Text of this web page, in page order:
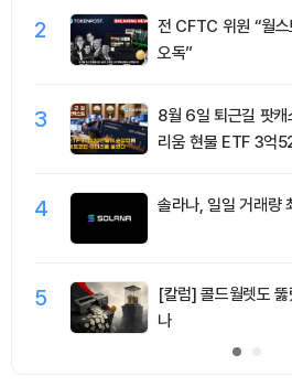
2
전 CFTC 위원 “월
오독”
3
8월 6일 퇴근길 팟
리움 현물 ETF 3억
4 솔라나, 일일 거래량
5
[칼럼] 콜드월렛도
나